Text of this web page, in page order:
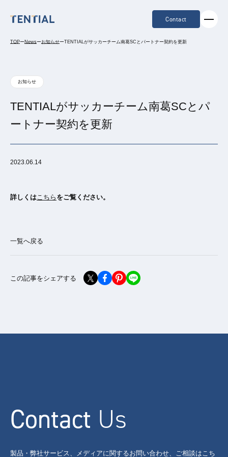
Contact
TOPーNewsーお知らせーTENTIALがサッカーチーム南葛SCとパートナー契約を更新
お知らせ
TENTIALがサッカーチーム南葛SCとパ
ートナー契約を更新
2023.06.14
詳しくはこちら をご覧ください。
一覧へ戻る
この記事をシェアする
Contact Us
製品・弊社サービス、メディアに関するお問い合わせ、ご相談はこち